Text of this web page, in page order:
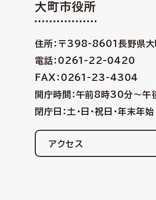
大町市役所
住所：〒398-8601 長野県
電話：0261-22-0420
FAX：0261-23-4304
開庁時間：午前8時30分〜
閉庁日：土・日・祝日・年末年始
アクセス